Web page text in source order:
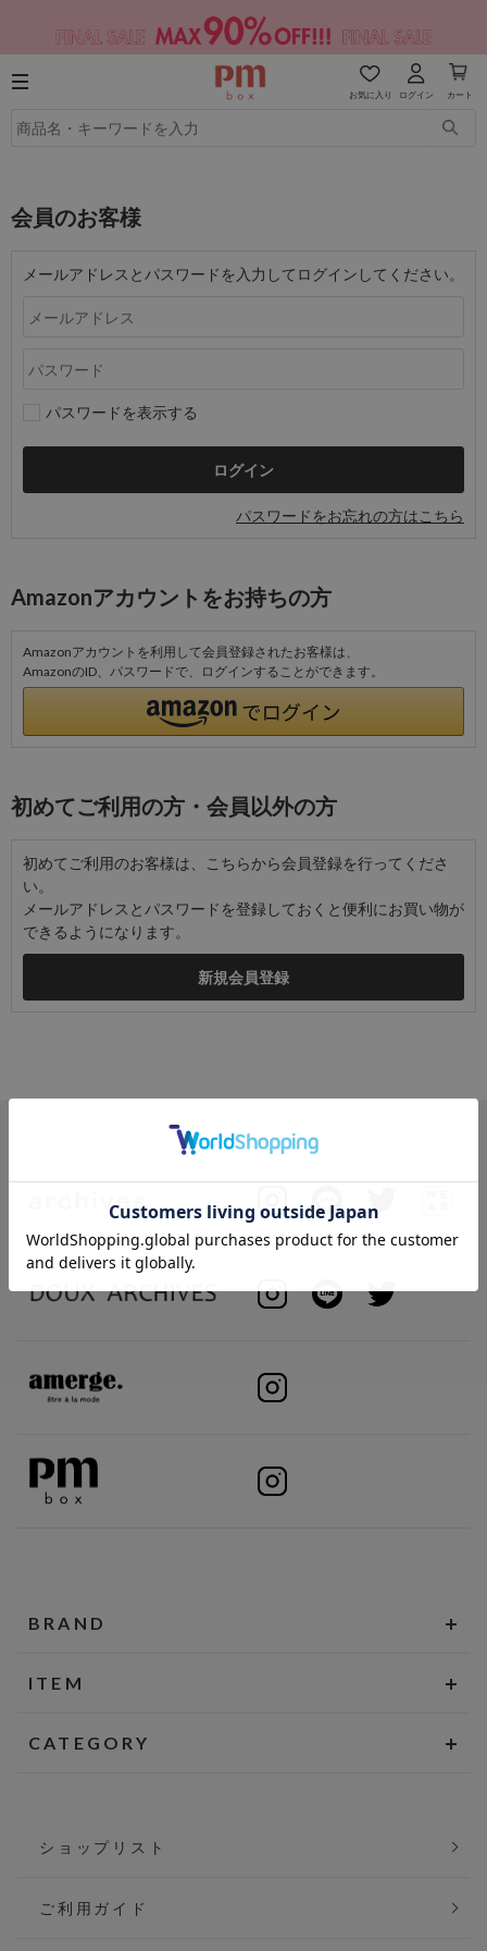
お気に入り ログイン カート
会員のお客様
メールアドレスとパスワードを入力してログインしてください。
パスワードを表示する
パスワードをお忘れの方はこちら
Amazonアカウントをお持ちの方
Amazonアカウントを利用して会員登録されたお客様は、
AmazonのID、パスワードで、ログインすることができます。
初めてご利用の方・会員以外の方
初めてご利用のお客様は、こちらから会員登録を行ってくださ
い。
メールアドレスとパスワードを登録しておくと便利にお買い物が
できるようになります。
BRAND
ITEM
CATEGORY
ショップリスト
ご利用ガイド